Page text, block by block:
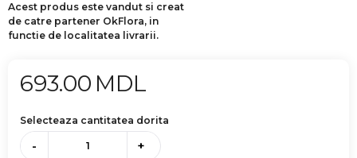
Acest produs este vandut si creat
de catre partener OkFlora, in
functie de localitatea livrarii.
693.00 MDL
Selecteaza cantitatea dorita
- +